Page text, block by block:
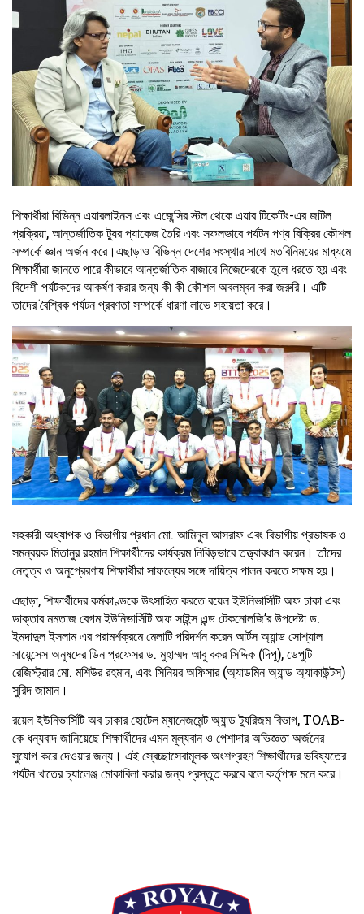
শিক্ষার্থীরা বিভিন্ন এয়ারলাইনস এবং এজেন্সির স্টল থেকে এয়ার টিকেটিং-এর জটিল
প্রক্রিয়া, আন্তর্জাতিক ট্যুর প্যাকেজ তৈরি এবং সফলভাবে পর্যটন পণ্য বিক্রির কৌশল
সম্পর্কে জ্ঞান অর্জন করে।এছাড়াও বিভিন্ন দেশের সংস্থার সাথে মতবিনিময়ের মাধ্যমে
শিক্ষার্থীরা জানতে পারে কীভাবে আন্তর্জাতিক বাজারে নিজেদেরকে তুলে ধরতে হয় এবং
বিদেশী পর্যটকদের আকর্ষণ করার জন্য কী কী কৌশল অবলম্বন করা জরুরি। এটি
তাদের বৈশ্বিক পর্যটন প্রবণতা সম্পর্কে ধারণা লাভে সহায়তা করে।
সহকারী অধ্যাপক ও বিভাগীয় প্রধান মো. আমিনুল আসরাফ এবং বিভাগীয় প্রভাষক ও
সমন্বয়ক মিতানুর রহমান শিক্ষার্থীদের কার্যক্রম নিবিড়ভাবে তত্ত্বাবধান করেন। তাঁদের
নেতৃত্ব ও অনুপ্রেরণায় শিক্ষার্থীরা সাফল্যের সঙ্গে দায়িত্ব পালন করতে সক্ষম হয়।
এছাড়া, শিক্ষার্থীদের কর্মকাণ্ডকে উৎসাহিত করতে রয়েল ইউনিভার্সিটি অফ ঢাকা এবং
ডাক্তার মমতাজ বেগম ইউনিভার্সিটি অফ সাইন্স এন্ড টেকনোলজি’র উপদেষ্টা ড.
ইমদাদুল ইসলাম এর পরামর্শক্রমে মেলাটি পরিদর্শন করেন আর্টস অ্যান্ড সোশ্যাল
সায়েন্সেস অনুষদের ডিন প্রফেসর ড. মুহাম্মদ আবু বকর সিদ্দিক (দিপু), ডেপুটি
রেজিস্ট্রার মো. মশিউর রহমান, এবং সিনিয়র অফিসার (অ্যাডমিন অ্যান্ড অ্যাকাউন্টস)
সুরিদ জামান।
রয়েল ইউনিভার্সিটি অব ঢাকার হোটেল ম্যানেজমেন্ট অ্যান্ড ট্যুরিজম বিভাগ, TOAB-
কে ধন্যবাদ জানিয়েছে শিক্ষার্থীদের এমন মূল্যবান ও পেশাদার অভিজ্ঞতা অর্জনের
সুযোগ করে দেওয়ার জন্য। এই স্বেচ্ছাসেবামূলক অংশগ্রহণ শিক্ষার্থীদের ভবিষ্যতের
পর্যটন খাতের চ্যালেঞ্জ মোকাবিলা করার জন্য প্রস্তুত করবে বলে কর্তৃপক্ষ মনে করে।